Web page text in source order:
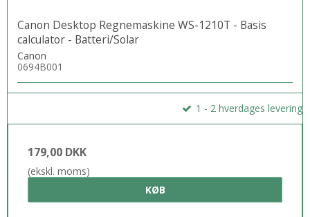
Canon Desktop Regnemaskine WS-1210T - Basis
calculator - Batteri/Solar
Canon
0694B001
1 - 2 hverdages levering
179,00 DKK
(ekskl. moms)
KØB